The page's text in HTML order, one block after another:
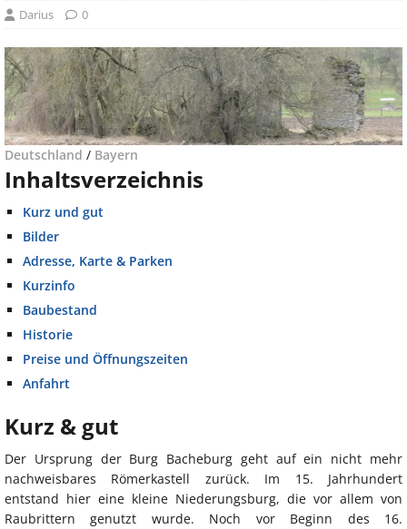
Darius 0
Deutschland / Bayern
Inhaltsverzeichnis
Kurz und gut
Bilder
Adresse, Karte & Parken
Kurzinfo
Baubestand
Historie
Preise und Öffnungszeiten
Anfahrt
Kurz & gut
Der Ursprung der Burg Bacheburg geht auf ein nicht mehr
nachweisbares Römerkastell zurück. Im 15. Jahrhundert
entstand hier eine kleine Niederungsburg, die vor allem von
Raubrittern genutzt wurde. Noch vor Beginn des 16.